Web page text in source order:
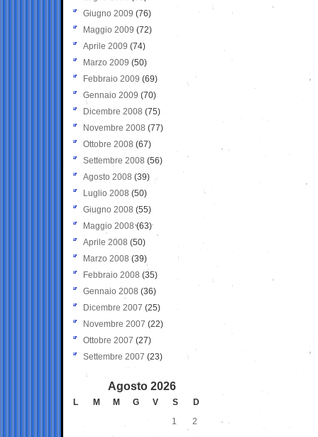
Giugno 2009 (76)
Maggio 2009 (72)
Aprile 2009 (74)
Marzo 2009 (50)
Febbraio 2009 (69)
Gennaio 2009 (70)
Dicembre 2008 (75)
Novembre 2008 (77)
Ottobre 2008 (67)
Settembre 2008 (56)
Agosto 2008 (39)
Luglio 2008 (50)
Giugno 2008 (55)
Maggio 2008(63)
Aprile 2008 (50)
Marzo 2008 (39)
Febbraio 2008 (35)
Gennaio 2008 (36)
Dicembre 2007 (25)
Novembre 2007 (22)
Ottobre 2007 (27)
Settembre 2007 (23)
Agosto 2026
L M M G V S
D
1
2